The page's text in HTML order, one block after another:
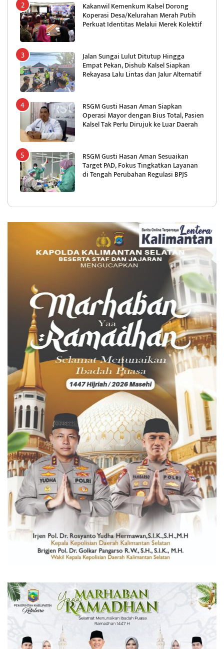
Kakanwil Kemenkum Kalsel Dorong
Koperasi Desa/Kelurahan Merah Putih
Perkuat Identitas Melalui Merek Kolektif
Jalan Sungai Lulut Ditutup Hingga
Empat Pekan, Dishub Kalsel Siapkan
Rekayasa Lalu Lintas dan Jalur Alternatif
RSGM Gusti Hasan Aman Siapkan
Operasi Mayor dengan Bius Total, Pasien
Kalsel Tak Perlu Dirujuk ke Luar Daerah
RSGM Gusti Hasan Aman Sesuaikan
Target PAD, Fokus Tingkatkan Layanan
di Tengah Perubahan Regulasi BPJS